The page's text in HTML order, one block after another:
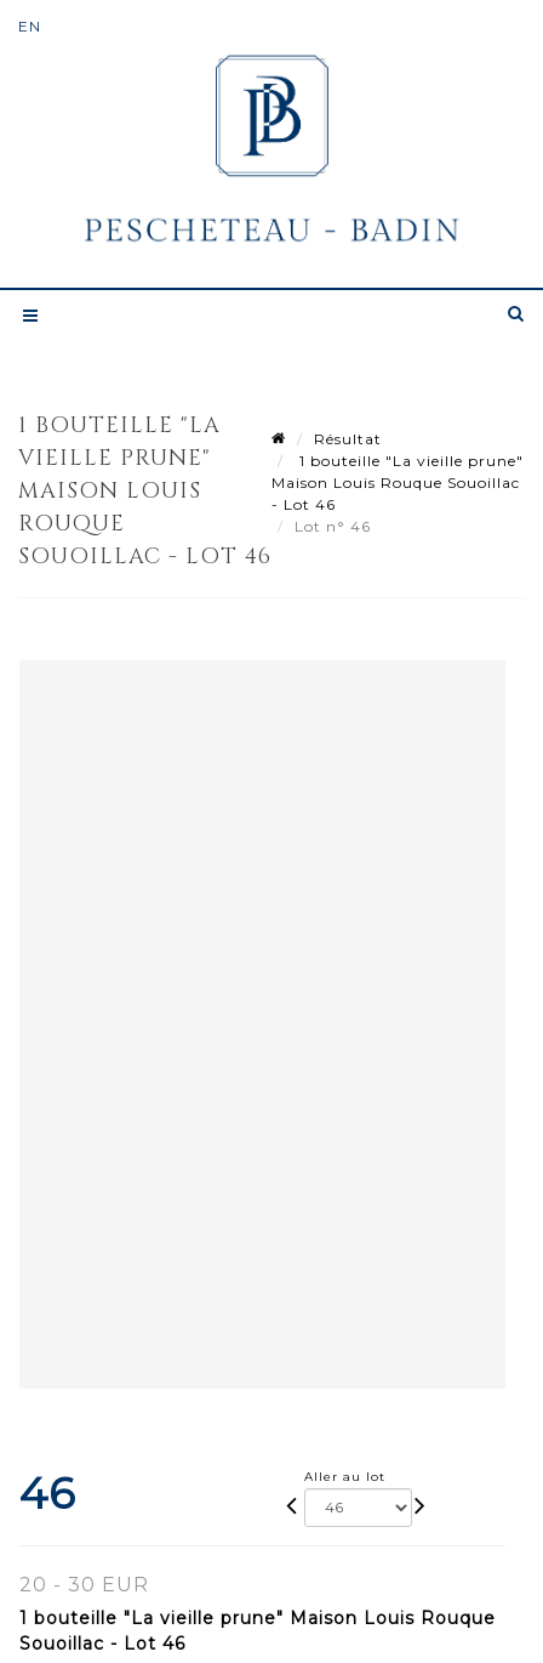
1 BOUTEILLE "LA
VIEILLE PRUNE"
MAISON LOUIS
ROUQUE
SOUOILLAC - LOT 46
Résultat
1 bouteille "La vieille prune"
Maison Louis Rouque Souoillac
- Lot 46
Lot n° 46
46 Aller au lot
20 - 30 EUR
1 bouteille "La vieille prune" Maison Louis Rouque
Souoillac - Lot 46